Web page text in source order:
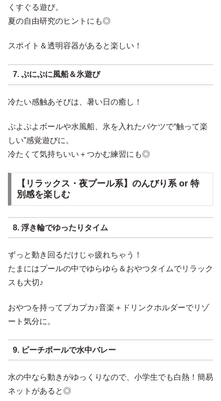
くすぐる遊び。
夏の自由研究のヒントにも◎
スポイト＆透明容器があると楽しい！
7. ぷにぷに風船＆氷遊び
冷たい感触あそびは、暑い日の癒し！
ぷよぷよボールや水風船、氷を入れたバケツで“触って楽
しい”感覚遊びに。
冷たくて気持ちいい＋つかむ練習にも◎
【リラックス・夜プール系】のんびり系 or 特
別感を楽しむ
8. 浮き輪でゆったりタイム
ずっと動き回るだけじゃ疲れちゃう！
たまにはプールの中でゆらゆら＆おやつタイムでリラック
スも大切♪
おやつを持ってプカプカ♪音楽＋ドリンクホルダーでリゾ
ート気分に。
9. ビーチボールで水中バレー
水の中なら動きがゆっくりなので、小学生でも白熱！簡易
ネットがあると◎